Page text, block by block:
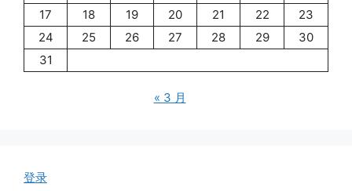
17
18 19 20 21 22
23
24
25 26 27 28 29
30
31
« 3 月
登录